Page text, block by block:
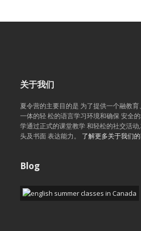
关于我们
夏令营的主要目的是 为了提供一个融教
一体的轻 松的语言学习环境和确保 安全
学通过正式的课堂教学 和轻松的社交活动
头及书面 表达能力。 了解更多关于我们的
Blog